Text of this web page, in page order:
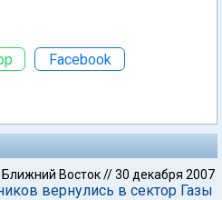
Facebook
Ближний Восток//30 декабря 2007
вернулись в сектор Газы